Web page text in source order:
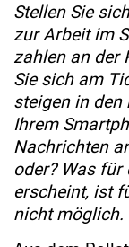
Stellen Sie
zur Arbeit im
zahlen an der
Sie sich am
steigen in
Ihrem
Nachrichten
oder? Was
erscheint, ist
nicht möglich.